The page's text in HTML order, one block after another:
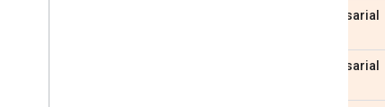
Empresarial
Empresarial